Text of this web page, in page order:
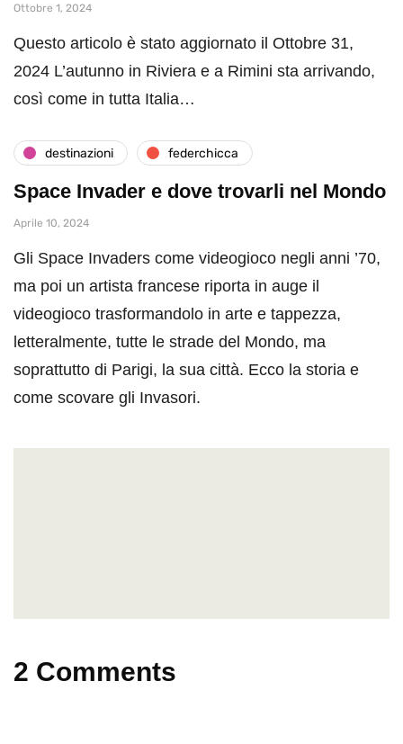
Ottobre 1, 2024
Questo articolo è stato aggiornato il Ottobre 31,
2024 L’autunno in Riviera e a Rimini sta arrivando,
così come in tutta Italia…
destinazioni federchicca
Space Invader e dove trovarli nel Mondo
Aprile 10, 2024
Gli Space Invaders come videogioco negli anni ’70,
ma poi un artista francese riporta in auge il
videogioco trasformandolo in arte e tappezza,
letteralmente, tutte le strade del Mondo, ma
soprattutto di Parigi, la sua città. Ecco la storia e
come scovare gli Invasori.
2 Comments